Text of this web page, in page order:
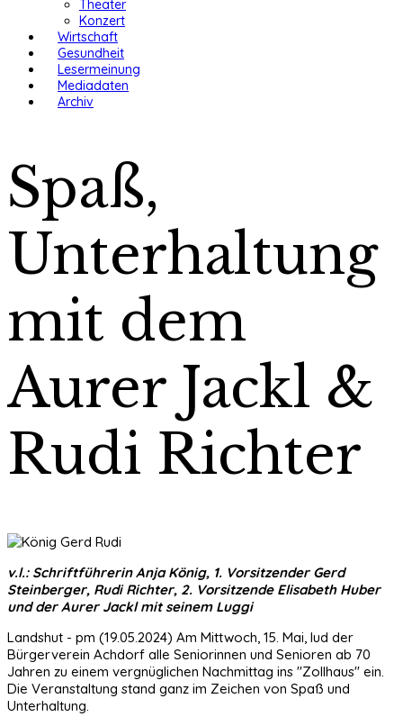
Theater
Konzert
Wirtschaft
Gesundheit
Lesermeinung
Mediadaten
Archiv
Spaß,
Unterhaltung
mit dem
Aurer Jackl &
Rudi Richter
v.l.: Schriftführerin Anja König, 1. Vorsitzender Gerd
Steinberger, Rudi Richter, 2. Vorsitzende Elisabeth Huber
und der Aurer Jackl mit seinem Luggi
Landshut - pm (19.05.2024) Am Mittwoch, 15. Mai, lud der
Bürgerverein Achdorf alle Seniorinnen und Senioren ab 70
Jahren zu einem vergnüglichen Nachmittag ins "Zollhaus" ein.
Die Veranstaltung stand ganz im Zeichen von Spaß und
Unterhaltung.